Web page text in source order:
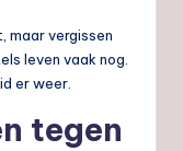
maar vergissen
leven vaak nog.
er weer.
tegen